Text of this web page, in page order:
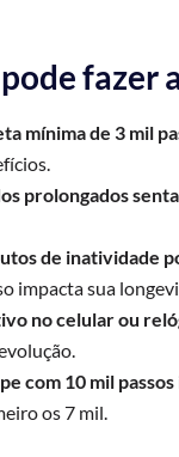
fazer
mínima de 3 mil
prolongados
de inatividade
impacta sua
no celular ou
com 10 mil
os 7 mil.